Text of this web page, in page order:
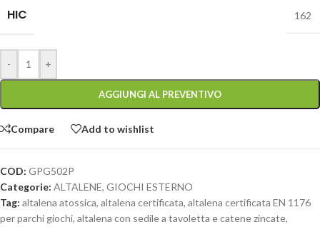
HIC 162
- +
AGGIUNGI AL PREVENTIVO
Compare Add to wishlist
COD: GPG502P
Categorie: ALTALENE, GIOCHI ESTERNO
Tag: altalena atossica, altalena certificata, altalena certificata EN 1176
per parchi giochi, altalena con sedile a tavoletta e catene zincate,